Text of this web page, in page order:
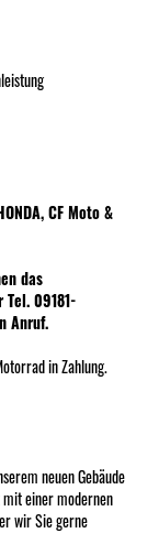
CF Moto &
das
09181-
Anruf.
in Zahlung.
neuen Gebäude
einer modernen
wir Sie gerne